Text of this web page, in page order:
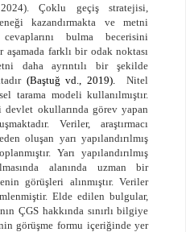
Çoklu geçiş stratejisi,
kazandırmakta ve metni
bulma becerisini
aşamada farklı bir odak noktası
daha ayrıntılı bir şekilde
(Baştuğ vd., 2019).
Nitel
tarama modeli kullanılmıştır.
devlet okullarında görev yapan
Veriler, araştırmacı
oluşan yarı yapılandırılmış
Yarı yapılandırılmış
alanında uzman bir
görüşleri alınmıştır. Veriler
Elde edilen bulgular,
ÇGS hakkında sınırlı bilgiye
görüşme formu içeriğinde yer